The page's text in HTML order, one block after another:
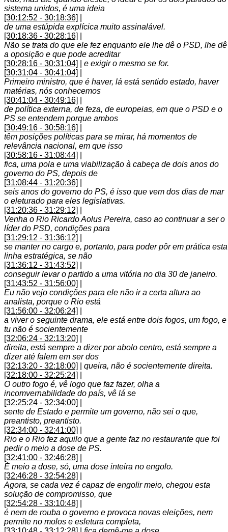
sistema unidos, é uma ideia
[30:12:52 - 30:18:36]
de uma estúpida explícica muito assinalável.
[30:18:36 - 30:28:16]
Não se trata do que ele fez enquanto ele lhe dê o PSD, lhe dê
a oposição e que pode acreditar
[30:28:16 - 30:31:04]
e exigir o mesmo se for.
[30:31:04 - 30:41:04]
Primeiro ministro, que é haver, lá está sentido estado, haver
matérias, nós conhecemos
[30:41:04 - 30:49:16]
de política externa, de feza, de europeias, em que o PSD e o
PS se entendem porque ambos
[30:49:16 - 30:58:16]
têm posições políticas para se mirar, há momentos de
relevância nacional, em que isso
[30:58:16 - 31:08:44]
fica, uma pola e uma viabilização à cabeça de dois anos do
governo do PS, depois de
[31:08:44 - 31:20:36]
seis anos do governo do PS, é isso que vem dos dias de mar
o eleturado para eles legislativas.
[31:20:36 - 31:29:12]
Venha o Rio Ricardo Aolus Pereira, caso ao continuar a ser o
líder do PSD, condições para
[31:29:12 - 31:36:12]
se manter no cargo e, portanto, para poder pôr em prática esta
linha estratégica, se não
[31:36:12 - 31:43:52]
conseguir levar o partido a uma vitória no dia 30 de janeiro.
[31:43:52 - 31:56:00]
Eu não vejo condições para ele não ir a certa altura ao
analista, porque o Rio está
[31:56:00 - 32:06:24]
a viver o seguinte drama, ele está entre dois fogos, um fogo, e
tu não é socientemente
[32:06:24 - 32:13:20]
direita, está sempre a dizer por abolo centro, está sempre a
dizer até falem em ser dos
[32:13:20 - 32:18:00]
queira, não é socientemente direita.
[32:18:00 - 32:25:24]
O outro fogo é, vê logo que faz fazer, olha a
incomvernabilidade do país, vê lá se
[32:25:24 - 32:34:00]
sente de Estado e permite um governo, não sei o que,
preantisto, preantisto.
[32:34:00 - 32:41:00]
Rio e o Rio fez aquilo que a gente faz no restaurante que foi
pedir o meio a dose de PS.
[32:41:00 - 32:46:28]
É meio a dose, só, uma dose inteira no engolo.
[32:46:28 - 32:54:28]
Agora, se cada vez é capaz de engolir meio, chegou esta
solução de compromisso, que
[32:54:28 - 33:10:48]
é nem de rouba o governo e provoca novas eleições, nem
permite no molos e esletura completa,